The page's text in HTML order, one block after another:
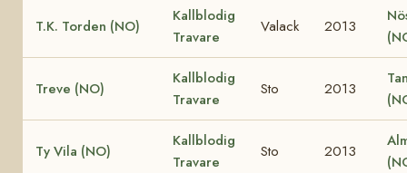
T.K. Torden (NO)
Kallblodig
Travare
Valack 2013
Treve (NO)
Kallblodig
Travare
Sto 2013
Ty Vila (NO)
Kallblodig
Travare
Sto 2013